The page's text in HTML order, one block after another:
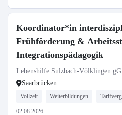
Koordinator*in
Frühförderung &
Integrationspädagogik
Lebenshilfe Sulzbach-Völklingen
Saarbrücken
Vollzeit Weiterbildungen
02.08.2026